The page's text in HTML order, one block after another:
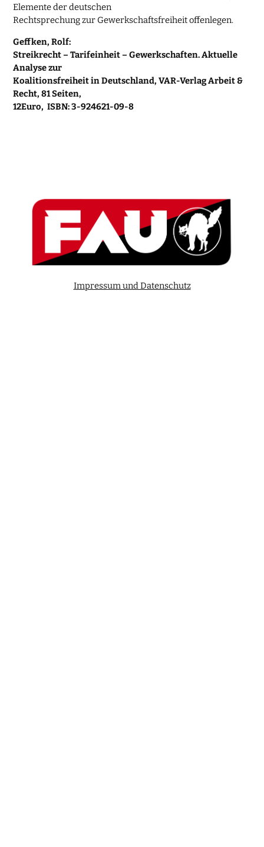
Elemente der deutschen
Rechtsprechung zur Gewerkschaftsfreiheit offenlegen.
Geffken, Rolf:
Streikrecht – Tarifeinheit – Gewerkschaften. Aktuelle
Analyse zur
Koalitionsfreiheit in Deutschland, VAR-Verlag Arbeit &
Recht, 81 Seiten,
12Euro, ISBN: 3-924621-09-8
Impressum und Datenschutz